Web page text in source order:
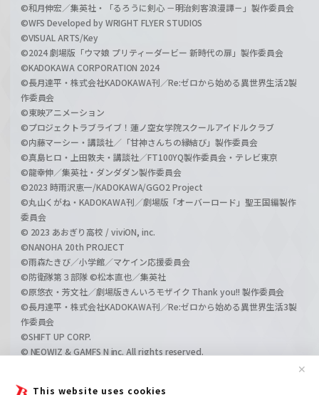
This website uses cookies
✕
©和月伸宏／集英社・「るろうに剣心 －明治剣客浪漫譚－」製作委員会
©WFS Developed by WRIGHT FLYER STUDIOS
©VISUAL ARTS/Key
©2024 劇場版「ウマ娘 プリティーダービー 新時代の扉」製作委員会
©KADOKAWA CORPORATION 2024
©長月達平・株式会社KADOKAWA刊／Re:ゼロから始める異世界生活2製
作委員会
©東映アニメーション
©プロジェクトラブライブ！蓮ノ空女学院スクールアイドルクラブ
©内藤マーシー・講談社／「甘神さんちの縁結び」製作委員会
©真島ヒロ・上田敦夫・講談社／FT100YQ製作委員会・テレビ東京
©龍幸伸／集英社・ダンダダン製作委員会
©2023 時雨沢恵一/KADOKAWA/GGO2 Project
©丸山くがね・KADOKAWA刊／劇場版「オーバーロード」聖王国編製作
委員会
© 2023 あおぎり高校 / viviON, inc.
©NANOHA 20th PROJECT
©雨森たきび／小学館／マケイン応援委員会
©防衛隊第３部隊 ©松本直也／集英社
©原悠衣・芳文社／劇場版きんいろモザイク Thank you!! 製作委員会
©長月達平・株式会社KADOKAWA刊／Re:ゼロから始める異世界生活3製
作委員会
©SHIFT UP CORP.
© NEOWIZ & GAMFS N inc. All rights reserved.